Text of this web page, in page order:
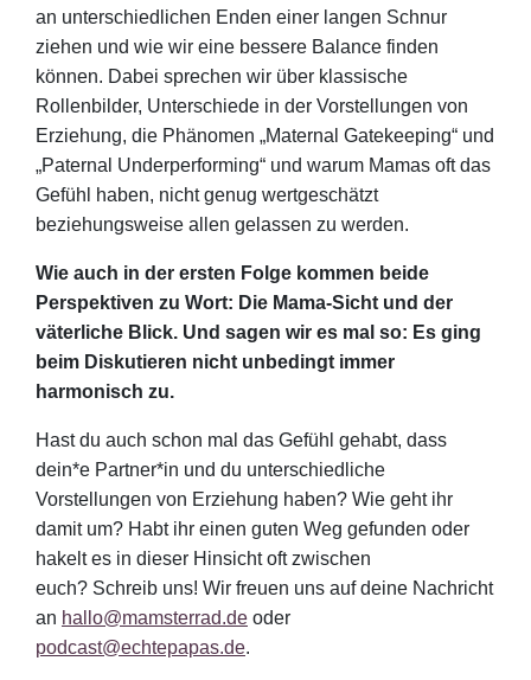
an unterschiedlichen Enden einer langen Schnur
ziehen und wie wir eine bessere Balance finden
können. Dabei sprechen wir über klassische
Rollenbilder, Unterschiede in der Vorstellungen von
Erziehung, die Phänomen „Maternal Gatekeeping“ und
„Paternal Underperforming“ und warum Mamas oft das
Gefühl haben, nicht genug wertgeschätzt
beziehungsweise allen gelassen zu werden.
Wie auch in der ersten Folge kommen beide
Perspektiven zu Wort: Die Mama-Sicht und der
väterliche Blick. Und sagen wir es mal so: Es ging
beim Diskutieren nicht unbedingt immer
harmonisch zu.
Hast du auch schon mal das Gefühl gehabt, dass
dein*e Partner*in und du unterschiedliche
Vorstellungen von Erziehung haben? Wie geht ihr
damit um? Habt ihr einen guten Weg gefunden oder
hakelt es in dieser Hinsicht oft zwischen
euch? Schreib uns! Wir freuen uns auf deine Nachricht
an hallo@mamsterrad.de oder
podcast@echtepapas.de.